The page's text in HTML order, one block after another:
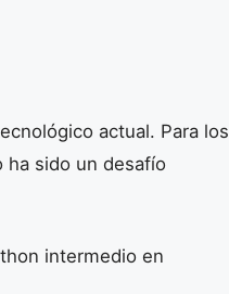
actual. Para los
ha sido un desafío
intermedio en